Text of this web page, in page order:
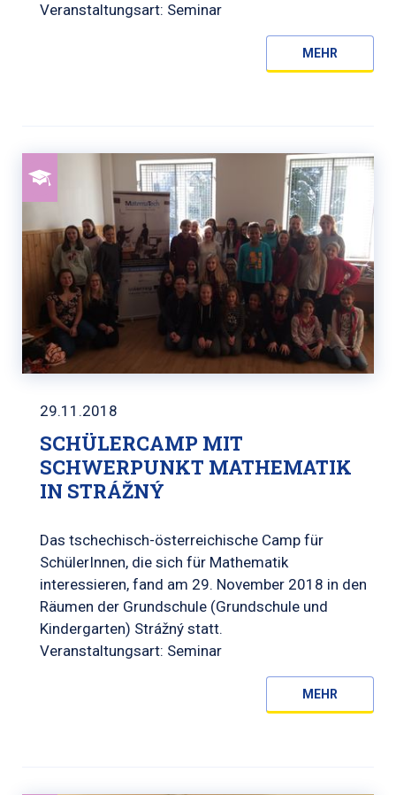
Veranstaltungsart: Seminar
MEHR
29.11.2018
SCHÜLERCAMP MIT
SCHWERPUNKT MATHEMATIK
IN STRÁŽNÝ
Das tschechisch-österreichische Camp für
SchülerInnen, die sich für Mathematik
interessieren, fand am 29. November 2018 in den
Räumen der Grundschule (Grundschule und
Kindergarten) Strážný statt.
Veranstaltungsart: Seminar
MEHR